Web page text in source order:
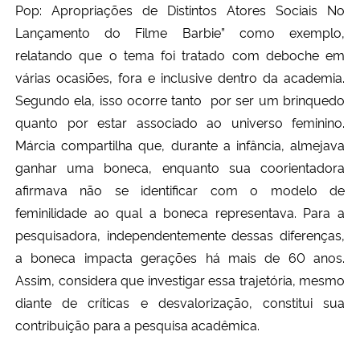
Pop: Apropriações de Distintos Atores Sociais No
Lançamento do Filme Barbie” como exemplo,
relatando que o tema foi tratado com deboche em
várias ocasiões, fora e inclusive dentro da academia.
Segundo ela, isso ocorre tanto por ser um brinquedo
quanto por estar associado ao universo feminino.
Márcia compartilha que, durante a infância, almejava
ganhar uma boneca, enquanto sua coorientadora
afirmava não se identificar com o modelo de
feminilidade ao qual a boneca representava. Para a
pesquisadora, independentemente dessas diferenças,
a boneca impacta gerações há mais de 60 anos.
Assim, considera que investigar essa trajetória, mesmo
diante de críticas e desvalorização, constitui sua
contribuição para a pesquisa acadêmica.